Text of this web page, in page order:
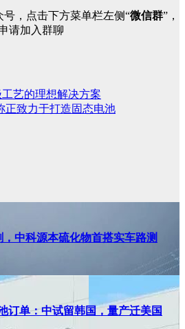
，点击下方菜单栏左侧“微信群”，
请加入群聊
艺的理想解决方案
正致力于打造固态电池
中科源本硫化物首搭实车路测
订单：中试留韩国，量产迁美国